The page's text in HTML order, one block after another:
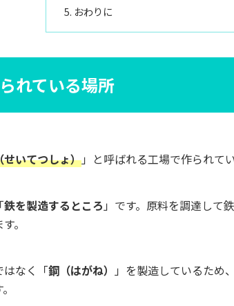
おわりに
れている場所
せいてつしょ）」と呼ばれる工場で作られてい
鉄を製造するところ 」です。原料を調達して
。
はなく「鋼（はがね） 」を製造しているため